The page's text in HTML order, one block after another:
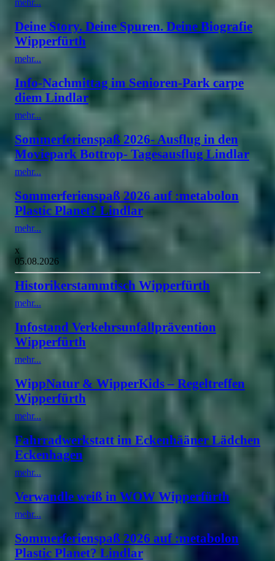
Deine Story. Deine Spuren. Deine Biografie
Wipperfürth
mehr...
Info-Nachmittag im Senioren-Park carpe
diem Lindlar
mehr...
Sommerferienspaß 2026- Ausflug in den
Moviepark Bottrop- Tagesausflug Lindlar
mehr...
Sommerferienspaß 2026 auf :metabolon
Plastic Planet? Lindlar
mehr...
x
05.08.2026
Historikerstammtisch Wipperfürth
mehr...
Infostand Verkehrsunfallprävention
Wipperfürth
mehr...
WippNatur & WipperKids – Regeltreffen
Wipperfürth
mehr...
Fahrradwerkstatt im Eckenhääner Lädchen
Eckenhagen
mehr...
Verwandle weiß in WOW Wipperfürth
mehr...
Sommerferienspaß 2026 auf :metabolon
Plastic Planet? Lindlar